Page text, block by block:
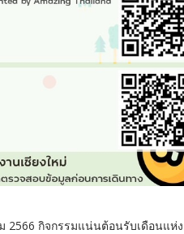
2566 กิจกรรมแน่นต้อนรับเดือนแห่